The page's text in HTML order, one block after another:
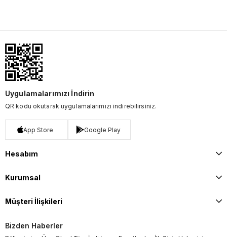
Uygulamalarımızı İndirin
QR kodu okutarak uygulamalarımızı indirebilirsiniz.
App Store Google Play
Hesabım
Kurumsal
Müşteri İlişkileri
Bizden Haberler